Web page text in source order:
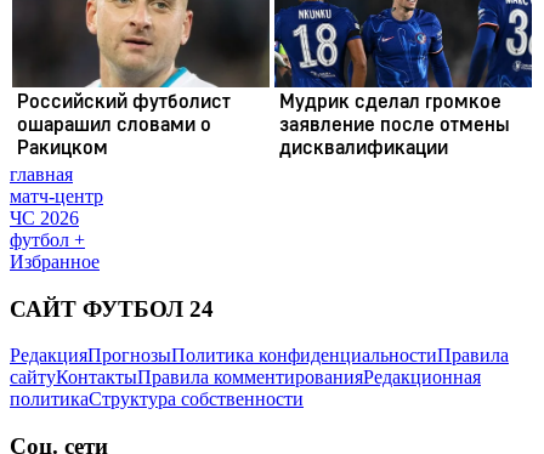
главная
матч-центр
ЧС 2026
футбол +
Избранное
САЙТ ФУТБОЛ 24
РедакцияПрогнозыПолитика конфиденциальностиПравила
сайтуКонтактыПравила комментированияРедакционная
политикаСтруктура собственности
Соц. сети